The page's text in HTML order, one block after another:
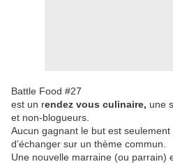
Battle Food #27
est un rendez vous culinaire, une
et non-blogueurs.
Aucun gagnant le but est
d’échanger sur un thème commun.
Une nouvelle marraine (ou parrain)